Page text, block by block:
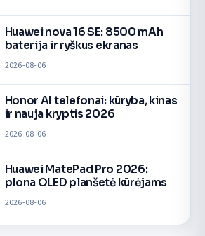
Huawei nova 16 SE: 8500 mAh
baterija ir ryškus ekranas
2026-08-06
Honor AI telefonai: kūryba, kinas
ir nauja kryptis 2026
2026-08-06
Huawei MatePad Pro 2026:
plona OLED planšetė kūrėjams
2026-08-06